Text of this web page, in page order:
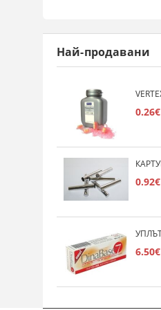
Най-продавани
0.26€
0.92€
6.50€